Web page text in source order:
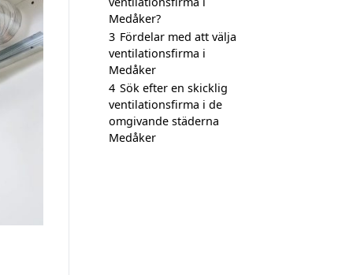
Medåker?
3 Fördelar med att välja
ventilationsfirma i
Medåker
4 Sök efter en skicklig
ventilationsfirma i de
omgivande städerna
Medåker